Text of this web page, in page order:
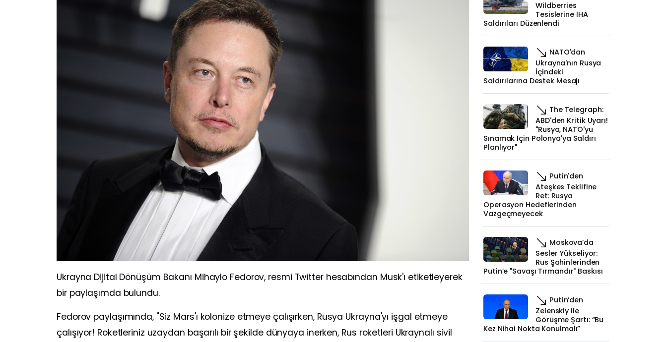
Ukrayna Dijital Dönüşüm Bakanı Mihaylo Fedorov, resmi Twitter hesabından Musk'ı etiketleyerek
bir paylaşımda bulundu.
Fedorov paylaşımında, "Siz Mars'ı kolonize etmeye çalışırken, Rusya Ukrayna'yı işgal etmeye
çalışıyor! Roketleriniz uzaydan başarılı bir şekilde dünyaya inerken, Rus roketleri Ukraynalı sivil
Wildberries
Tesislerine İHA
Saldırıları Düzenlendi
NATO'dan
Ukrayna'nın Rusya
İçindeki
Saldırılarına Destek Mesajı
The Telegraph:
ABD'den Kritik Uyarı!
"Rusya, NATO'yu
Sınamak İçin Polonya'ya Saldırı
Planlıyor"
Putin'den
Ateşkes Teklifine
Ret: Rusya
Operasyon Hedeflerinden
Vazgeçmeyecek
Moskova’da
Sesler Yükseliyor:
Rus Şahinlerinden
Putin’e "Savaşı Tırmandır" Baskısı
Putin’den
Zelenskiy ile
Görüşme Şartı: “Bu
Kez Nihai Nokta Konulmalı”